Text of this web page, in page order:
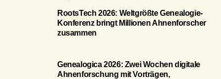
RootsTech 2026: Weltgrößte Genealogie-
Konferenz bringt Millionen Ahnenforscher
zusammen
Genealogica 2026: Zwei Wochen digitale
Ahnenforschung mit Vorträgen,